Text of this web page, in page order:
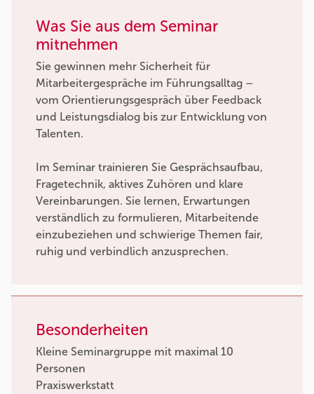
Was Sie aus dem Seminar
mitnehmen
Sie gewinnen mehr Sicherheit für
Mitarbeitergespräche im Führungsalltag –
vom Orientierungsgespräch über Feedback
und Leistungsdialog bis zur Entwicklung von
Talenten.
Im Seminar trainieren Sie Gesprächsaufbau,
Fragetechnik, aktives Zuhören und klare
Vereinbarungen. Sie lernen, Erwartungen
verständlich zu formulieren, Mitarbeitende
einzubeziehen und schwierige Themen fair,
ruhig und verbindlich anzusprechen.
Besonderheiten
Kleine Seminargruppe mit maximal 10
Personen
Praxiswerkstatt